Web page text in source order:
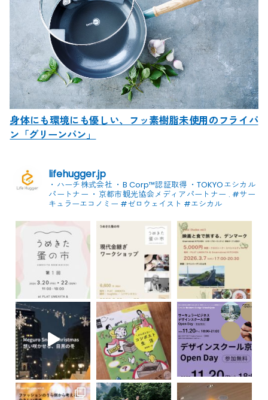
身体にも環境にも優しい、フッ素樹脂未使用のフライパ
ン「グリーンパン」
lifehugger.jp
・ハーチ株式会社 ・B Corp™認証取得 ・TOKYOエシカル
パートナー ・京都市観光協会メディアパートナー . #サー
キュラーエコノミー #ゼロウェイスト #エシカル